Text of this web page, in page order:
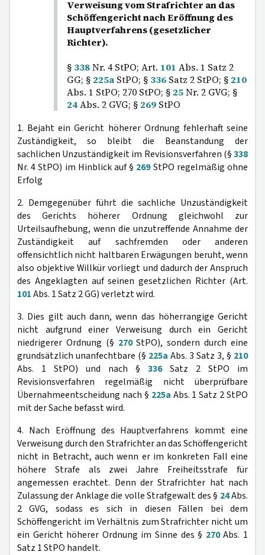
Verweisung vom Strafrichter an das
Schöffengericht nach Eröffnung des
Hauptverfahrens (gesetzlicher
Richter).
§ 338Nr. 4 StPO; Art. 101 Abs. 1 Satz 2
GG; § 225a StPO; § 336 Satz 2 StPO; § 210
Abs. 1 StPO; 270 StPO; § 25Nr. 2 GVG; §
24Abs. 2 GVG; § 269 StPO
1. Bejaht ein Gericht höherer Ordnung fehlerhaft seine
Zuständigkeit, so bleibt die Beanstandung der
sachlichen Unzuständigkeit im Revisionsverfahren (§338
Nr. 4 StPO) im Hinblick auf § 269StPO regelmäßig ohne
Erfolg
2. Demgegenüber führt die sachliche Unzuständigkeit
des Gerichts höherer Ordnung gleichwohl zur
Urteilsaufhebung, wenn die unzutreffende Annahme der
Zuständigkeit auf sachfremden oder anderen
offensichtlich nicht haltbaren Erwägungen beruht, wenn
also objektive Willkür vorliegt und dadurch der Anspruch
des Angeklagten auf seinen gesetzlichen Richter (Art.
101Abs. 1 Satz 2 GG) verletzt wird.
3. Dies gilt auch dann, wenn das höherrangige Gericht
nicht aufgrund einer Verweisung durch ein Gericht
niedrigerer Ordnung (§ 270StPO), sondern durch eine
grundsätzlich unanfechtbare (§ 225a Abs. 3 Satz 3, § 210
Abs. 1 StPO) und nach § 336Satz 2 StPO im
Revisionsverfahren regelmäßig nicht überprüfbare
Übernahmeentscheidung nach § 225a Abs. 1 Satz 2 StPO
mit der Sache befasst wird.
4. Nach Eröffnung des Hauptverfahrens kommt eine
Verweisung durch den Strafrichter an das Schöffengericht
nicht in Betracht, auch wenn er im konkreten Fall eine
höhere Strafe als zwei Jahre Freiheitsstrafe für
angemessen erachtet. Denn der Strafrichter hat nach
Zulassung der Anklage die volle Strafgewalt des § 24Abs.
2 GVG, sodass es sich in diesen Fällen bei dem
Schöffengericht im Verhältnis zum Strafrichter nicht um
ein Gericht höherer Ordnung im Sinne des § 270Abs. 1
Satz 1 StPO handelt.